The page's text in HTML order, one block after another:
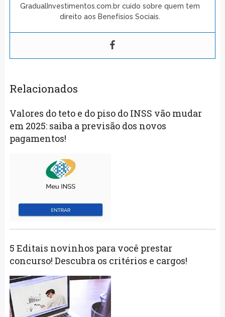
GradualInvestimentos.com.br cuido sobre quem tem
direito aos Benefísios Sociais.
Relacionados
Valores do teto e do piso do INSS vão mudar
em 2025: saiba a previsão dos novos
pagamentos!
5 Editais novinhos para você prestar
concurso! Descubra os critérios e cargos!